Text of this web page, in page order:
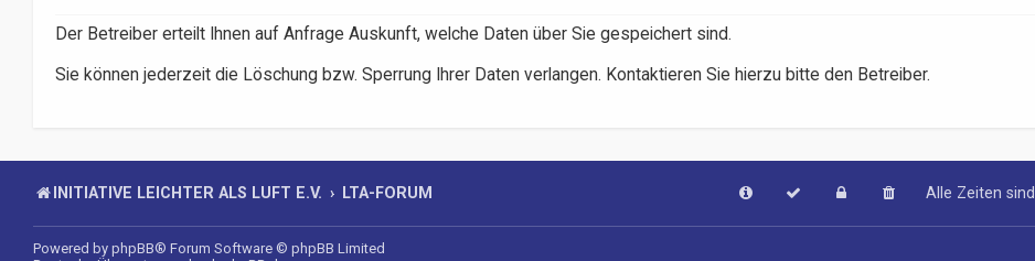
Der Betreiber erteilt Ihnen auf Anfrage Auskunft, welche Daten über Sie gespeichert sind.
Sie können jederzeit die Löschung bzw. Sperrung Ihrer Daten verlangen. Kontaktieren Sie hierzu bitte den Betreiber.
INITIATIVE LEICHTER ALS LUFT E.V. LTA-FORUM Alle Zeiten sind
Powered by phpBB® Forum Software © phpBB Limited